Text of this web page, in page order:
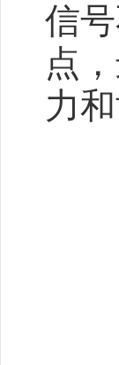
信
点
力